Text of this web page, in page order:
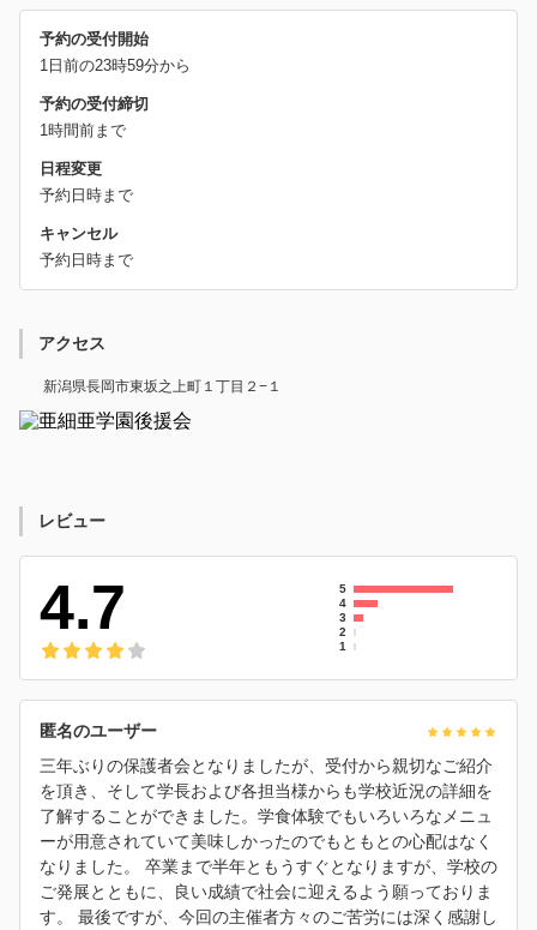
予約の受付開始
1日前の23時59分から
予約の受付締切
1時間前まで
日程変更
予約日時まで
キャンセル
予約日時まで
アクセス
新潟県長岡市東坂之上町１丁目２−１
レビュー
4.7
5
4
3
2
1
匿名のユーザー
三年ぶりの保護者会となりましたが、受付から親切なご紹介
を頂き、そして学長および各担当様からも学校近況の詳細を
了解することができました。学食体験でもいろいろなメニュ
ーが用意されていて美味しかったのでもともとの心配はなく
なりました。 卒業まで半年ともうすぐとなりますが、学校の
ご発展とともに、良い成績で社会に迎えるよう願っておりま
す。 最後ですが、今回の主催者方々のご苦労には深く感謝し